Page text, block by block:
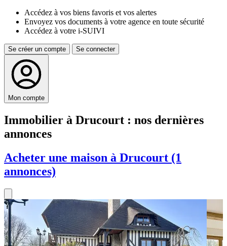
Accédez à vos biens favoris et vos alertes
Envoyez vos documents à votre agence en toute sécurité
Accédez à votre i-SUIVI
Se créer un compte Se connecter
Mon compte
Immobilier à Drucourt : nos dernières
annonces
Acheter une maison à Drucourt (1
annonces)